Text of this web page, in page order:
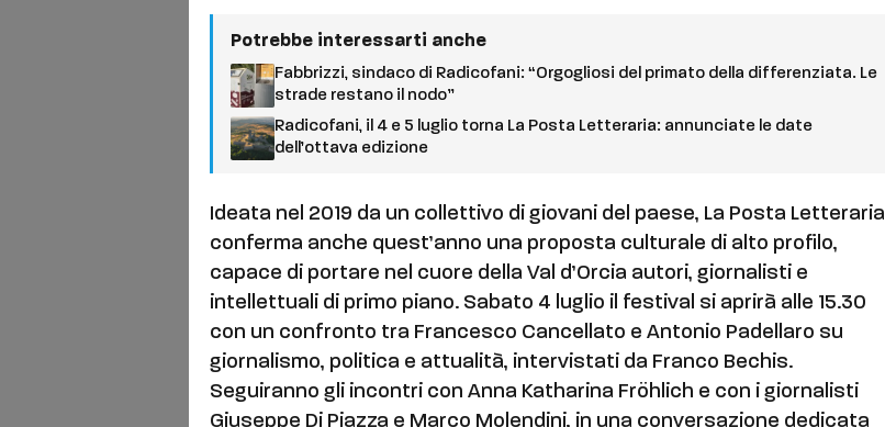
Potrebbe interessarti anche
Fabbrizzi, sindaco di Radicofani: “Orgogliosi del primato della differenziata. Le
strade restano il nodo”
Radicofani, il 4 e 5 luglio torna La Posta Letteraria: annunciate le date
dell’ottava edizione
Ideata nel 2019 da un collettivo di giovani del paese, La Posta Letteraria
conferma anche quest’anno una proposta culturale di alto profilo,
capace di portare nel cuore della Val d’Orcia autori, giornalisti e
intellettuali di primo piano. Sabato 4 luglio il festival si aprirà alle 15.30
con un confronto tra Francesco Cancellato e Antonio Padellaro su
giornalismo, politica e attualità, intervistati da Franco Bechis.
Seguiranno gli incontri con Anna Katharina Fröhlich e con i giornalisti
Giuseppe Di Piazza e Marco Molendini, in una conversazione dedicata